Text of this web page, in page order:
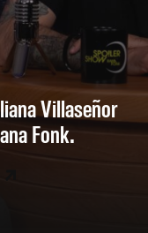
Villaseñor
Fonk.